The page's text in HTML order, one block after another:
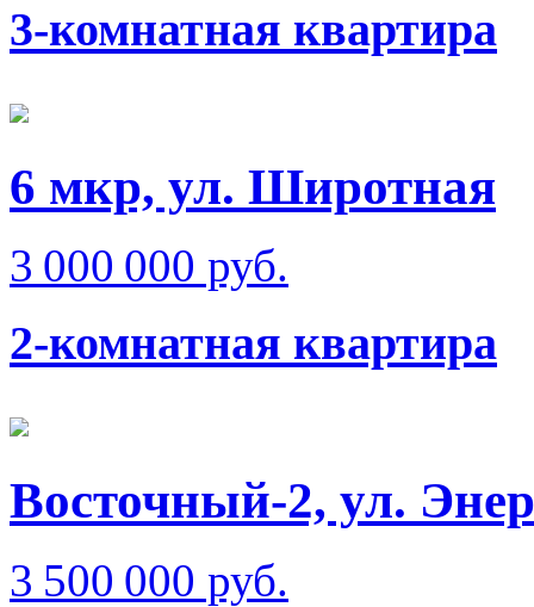
3-комнатная квартира
6 мкр, ул. Широтная
3 000 000 руб.
2-комнатная квартира
Восточный-2, ул.
3 500 000 руб.